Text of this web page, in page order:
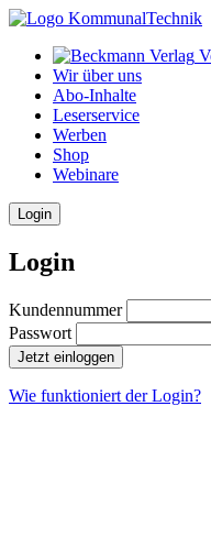
Wir über uns
Abo-Inhalte
Leserservice
Werben
Shop
Webinare
Login
Login
Kundennummer
Passwort
Jetzt einloggen
Wie funktioniert der Login?